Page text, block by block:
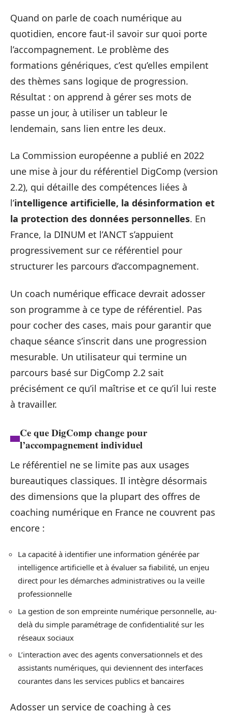
Quand on parle de coach numérique au
quotidien, encore faut-il savoir sur quoi porte
l’accompagnement. Le problème des
formations génériques, c’est qu’elles empilent
des thèmes sans logique de progression.
Résultat : on apprend à gérer ses mots de
passe un jour, à utiliser un tableur le
lendemain, sans lien entre les deux.
La Commission européenne a publié en 2022
une mise à jour du référentiel DigComp (version
2.2), qui détaille des compétences liées à
l’intelligence artificielle, la désinformation et
la protection des données personnelles. En
France, la DINUM et l’ANCT s’appuient
progressivement sur ce référentiel pour
structurer les parcours d’accompagnement.
Un coach numérique efficace devrait adosser
son programme à ce type de référentiel. Pas
pour cocher des cases, mais pour garantir que
chaque séance s’inscrit dans une progression
mesurable. Un utilisateur qui termine un
parcours basé sur DigComp 2.2 sait
précisément ce qu’il maîtrise et ce qu’il lui reste
à travailler.
Ce que DigComp change pour
l’accompagnement individuel
Le référentiel ne se limite pas aux usages
bureautiques classiques. Il intègre désormais
des dimensions que la plupart des offres de
coaching numérique en France ne couvrent pas
encore :
La capacité à identifier une information générée par
intelligence artificielle et à évaluer sa fiabilité, un enjeu
direct pour les démarches administratives ou la veille
professionnelle
La gestion de son empreinte numérique personnelle, au-
delà du simple paramétrage de confidentialité sur les
réseaux sociaux
L’interaction avec des agents conversationnels et des
assistants numériques, qui deviennent des interfaces
courantes dans les services publics et bancaires
Adosser un service de coaching à ces